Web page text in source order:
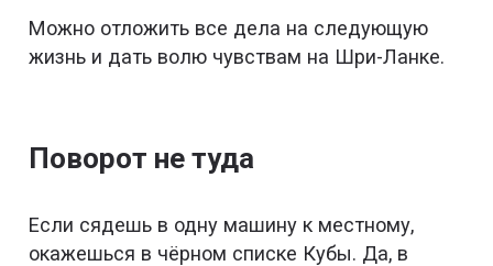
Можно отложить все дела на следующую
жизнь и дать волю чувствам на Шри-Ланке.
Поворот не туда
Если сядешь в одну машину к местному,
окажешься в чёрном списке Кубы. Да, в